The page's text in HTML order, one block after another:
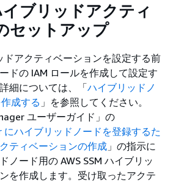
イブリッドアクティ
セットアップ
ドアクティベーションを設定する前
ドの IAM ロールを作成して設定す
細については、「ハイブリッドノ
成する 」を参照してください。
ユーザーガイド」の
ハイブリッドノードを登録するた
ティベーションの作成 」の指示に
ノード用の AWS SSM ハイブリッ
を作成します。受け取ったアクテ